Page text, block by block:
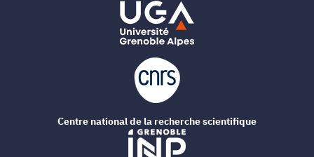
Centre national de la recherche scientifique